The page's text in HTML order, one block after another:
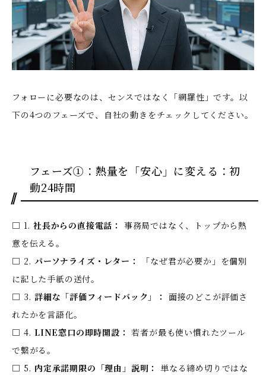
フォローに必要なのは、センスではなく「網羅性」です。以
下の4つのフェーズで、自社の動きをチェックしてください。
フェーズ①：熱量を「安心」に変える：初
動24時間
□ 1. 社長からの直接電話： 事務局ではなく、トップから熱
意を伝える。
□ 2. パーソナライズ・レター：
「なぜ君が必要か」を個別
に記した手紙の送付。
□ 3. 詳細な「評価フィードバック」： 面接のどこが評価さ
れたかを言語化。
□ 4. LINE窓口の即時開設： 若者が最も使い慣れたツール
で繋がる。
□ 5. 内定承諾期限の「理由」説明： 単なる締め切りではな